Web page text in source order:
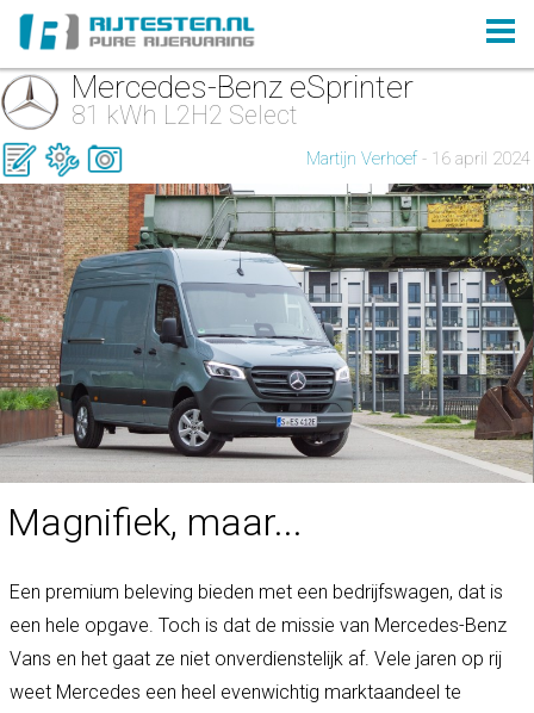
Mercedes-Benz eSprinter
81 kWh L2H2 Select
Martijn Verhoef - 16 april 2024
Magnifiek, maar...
Een premium beleving bieden met een bedrijfswagen, dat is
een hele opgave. Toch is dat de missie van Mercedes-Benz
Vans en het gaat ze niet onverdienstelijk af. Vele jaren op rij
weet Mercedes een heel evenwichtig marktaandeel te